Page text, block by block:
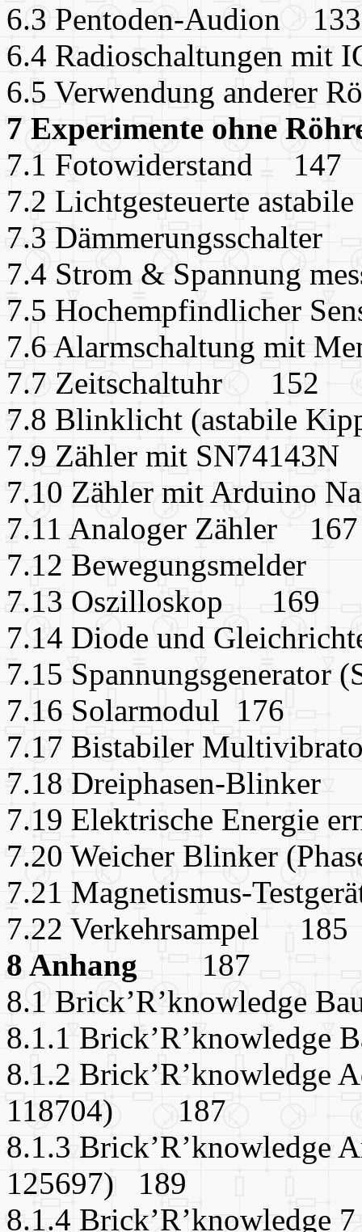
6.3 Pentoden-Audion
6.4 Radioschaltungen
6.5 Verwendung anderer
7 Experimente ohne
7.1 Fotowiderstand 147
7.2 Lichtgesteuerte
7.3
7.4 Strom & Spannung
7.5 Hochempfindlicher
7.6 Alarmschaltung mit
7.7 Zeitschaltuhr 152
7.8 Blinklicht (astabile
7.9 Zähler mit
7.10 Zähler mit Arduino
7.11 Analoger Zähler
7.12
7.13 Oszilloskop 169
7.14 Diode und
7.15
7.16 Solarmodul 176
7.17 Bistabiler
7.18 Dreiphasen-
7.19 Elektrische Energie
7.20 Weicher Blinker
7.21 Magnetismus-
7.22 Verkehrsampel 185
8 Anhang
187
8.1 Brick’R’knowledge
8.1.1 Brick’R’knowledge
8.1.2 Brick’R’knowledge
118704) 187
8.1.3 Brick’R’knowledge
125697) 189
8.1.4 Brick’R’knowledge